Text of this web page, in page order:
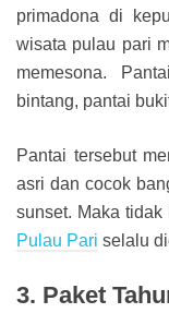
primadona di
wisata pulau pari
memesona.
bintang, pantai
Pantai tersebut
asri dan cocok
sunset. Maka
Pulau Pari selalu
3. Paket